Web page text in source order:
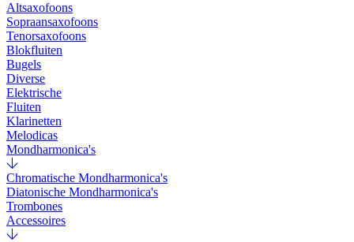
Altsaxofoons
Sopraansaxofoons
Tenorsaxofoons
Blokfluiten
Bugels
Diverse
Elektrische
Fluiten
Klarinetten
Melodicas
Mondharmonica's
Chromatische Mondharmonica's
Diatonische Mondharmonica's
Trombones
Accessoires